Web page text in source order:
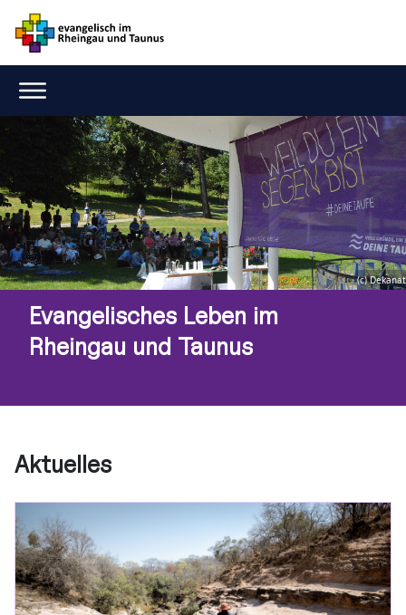
(c) Dekanat
Evangelisches Leben im
Rheingau und Taunus
Aktuelles